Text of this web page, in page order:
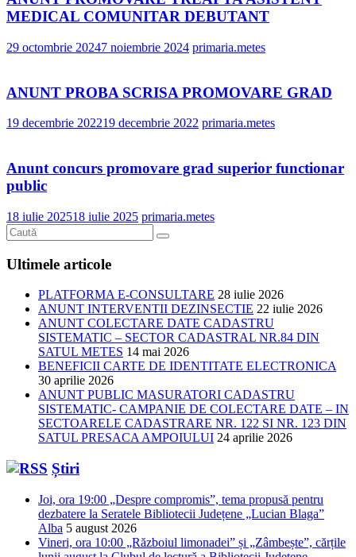
MEDICAL COMUNITAR DEBUTANT
29 octombrie 20247 noiembrie 2024 primaria.metes
ANUNT PROBA SCRISA PROMOVARE GRAD
19 decembrie 202219 decembrie 2022 primaria.metes
Anunt concurs promovare grad superior functionar
public
18 iulie 202518 iulie 2025 primaria.metes
Ultimele articole
PLATFORMA E-CONSULTARE 28 iulie 2026
ANUNT INTERVENTII DEZINSECTIE 22 iulie 2026
ANUNT COLECTARE DATE CADASTRU
SISTEMATIC – SECTOR CADASTRAL NR.84 DIN
SATUL METES 14 mai 2026
BENEFICII CARTE DE IDENTITATE ELECTRONICA
30 aprilie 2026
ANUNT PUBLIC MASURATORI CADASTRU
SISTEMATIC- CAMPANIE DE COLECTARE DATE – IN
SECTOARELE CADASTRARE NR. 122 SI NR. 123 DIN
SATUL PRESACA AMPOIULUI 24 aprilie 2026
Știri
Joi, ora 19:00 „Despre compromis”, tema propusă pentru
dezbatere la Seratele Bibliotecii Județene „Lucian Blaga”
Alba 5 august 2026
Vineri, ora 10:00 „Războiul limonadei” și „Zâmbește”, cărțile